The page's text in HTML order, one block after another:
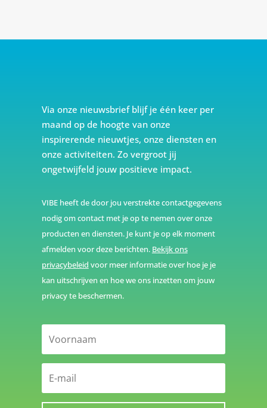
Via onze nieuwsbrief blijf je één keer per
maand op de hoogte van onze
inspirerende nieuwtjes, onze diensten en
onze activiteiten. Zo vergroot jij
ongetwijfeld jouw positieve impact.
VIBE heeft de door jou verstrekte contactgegevens
nodig om contact met je op te nemen over onze
producten en diensten. Je kunt je op elk moment
afmelden voor deze berichten. Bekijk ons
privacybeleid voor meer informatie over hoe je je
kan uitschrijven en hoe we ons inzetten om jouw
privacy te beschermen.